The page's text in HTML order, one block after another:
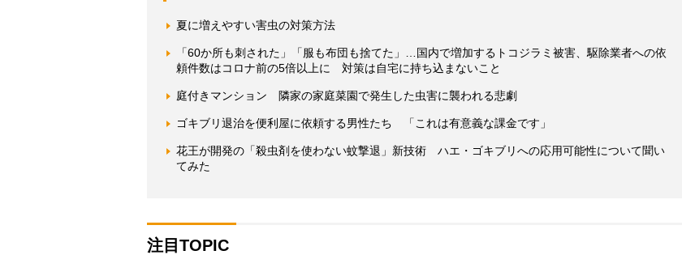
夏に増えやすい害虫の対策方法
「60か所も刺された」「服も布団も捨てた」…国内で増加するトコジラミ被害、駆除業者への依
頼件数はコロナ前の5倍以上に 対策は自宅に持ち込まないこと
庭付きマンション 隣家の家庭菜園で発生した虫害に襲われる悲劇
ゴキブリ退治を便利屋に依頼する男性たち 「これは有意義な課金です」
花王が開発の「殺虫剤を使わない蚊撃退」新技術 ハエ・ゴキブリへの応用可能性について聞い
てみた
注目TOPIC